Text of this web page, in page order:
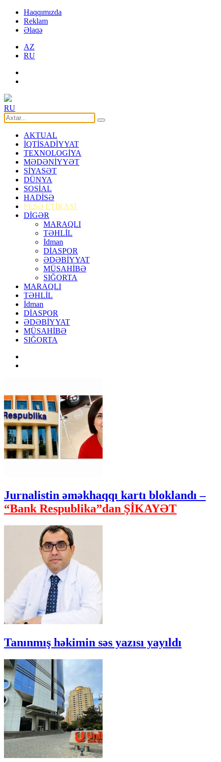
Haqqımızda
Reklam
Əlaqə
AZ
RU
RU
AKTUAL
İQTİSADİYYAT
TEXNOLOGİYA
MƏDƏNİYYƏT
SİYASƏT
DÜNYA
SOSİAL
HADİSƏ
PEŞƏ ETİKASI
DİGƏR
MARAQLI
TƏHLİL
İdman
DİASPOR
ƏDƏBİYYAT
MÜSAHİBƏ
SIĞORTA
MARAQLI
TƏHLİL
İdman
DİASPOR
ƏDƏBİYYAT
MÜSAHİBƏ
SIĞORTA
Jurnalistin əməkhaqqı kartı bloklandı –
“Bank Respublika”dan ŞİKAYƏT
Tanınmış həkimin səs yazısı yayıldı